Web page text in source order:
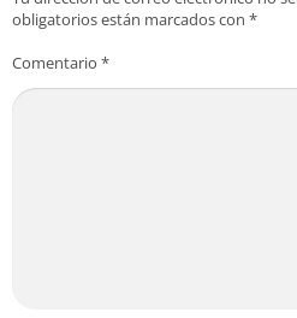
obligatorios están marcados con *
Comentario *